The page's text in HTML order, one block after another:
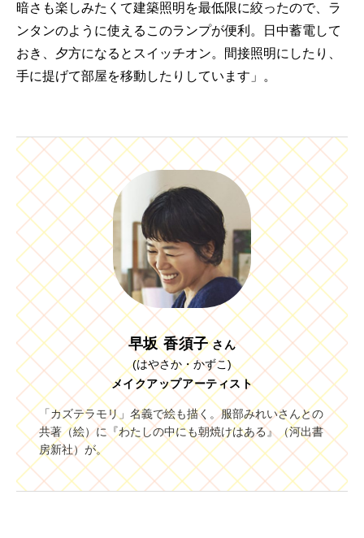
暗さも楽しみたくて建築照明を最低限に絞ったので、ラ
ンタンのように使えるこのランプが便利。日中蓄電して
おき、夕方になるとスイッチオン。間接照明にしたり、
手に提げて部屋を移動したりしています」。
早坂 香須子 さん
(はやさか・かずこ)
メイクアップアーティスト
「カズテラモリ」名義で絵も描く。服部みれいさんとの
共著（絵）に『わたしの中にも朝焼けはある』（河出書
房新社）が。